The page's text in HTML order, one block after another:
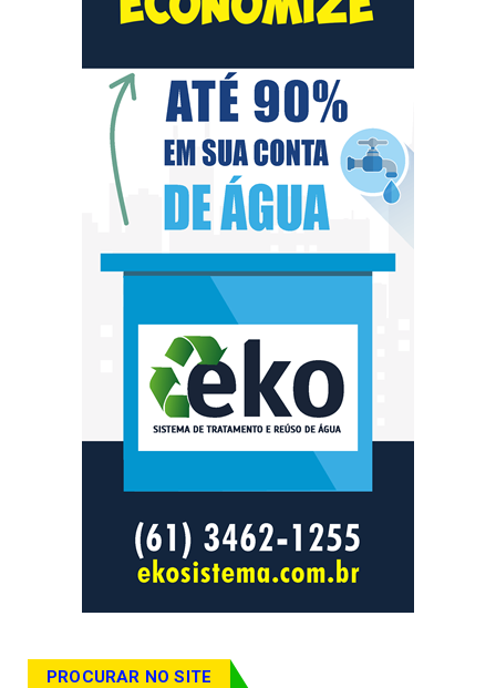
PROCURAR NO SITE